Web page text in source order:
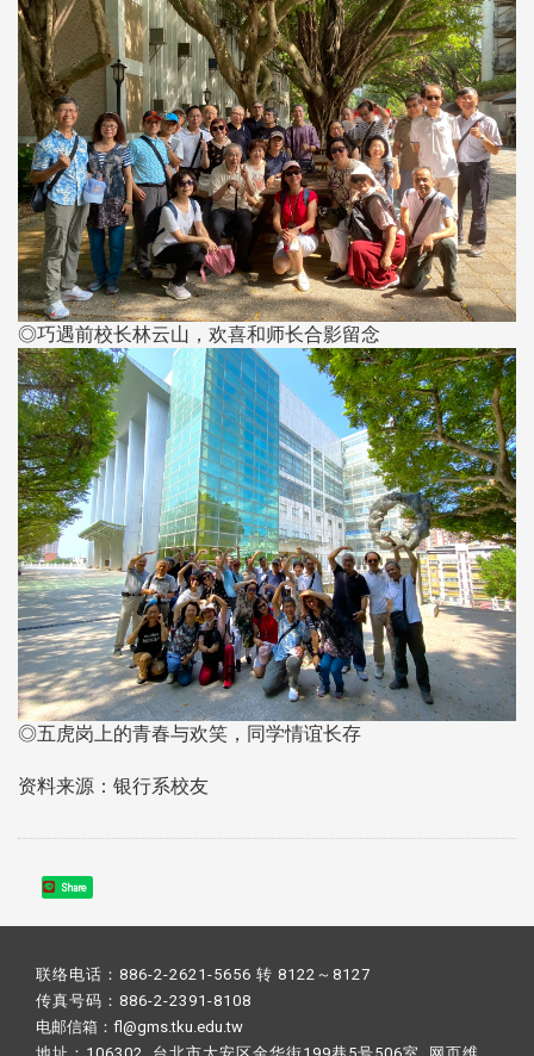
◎巧遇前校长林云山，欢喜和师长合影留念
◎五虎岗上的青春与欢笑，同学情谊长存
资料来源：银行系校友
Share
联络电话：886-2-2621-5656 转 8122～8127
传真号码：886-2-2391-8108
电邮信箱：fl@gms.tku.edu.tw